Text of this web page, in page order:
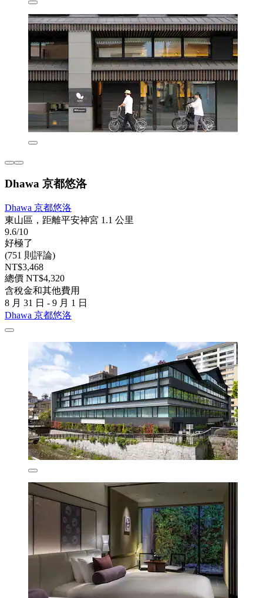
Dhawa 京都悠洛
Dhawa 京都悠洛
東山區，距離平安神宮 1.1 公里
9.6/10
好極了
(751 則評論)
NT$3,468
總價 NT$4,320
含稅金和其他費用
8 月 31 日 - 9 月 1 日
Dhawa 京都悠洛